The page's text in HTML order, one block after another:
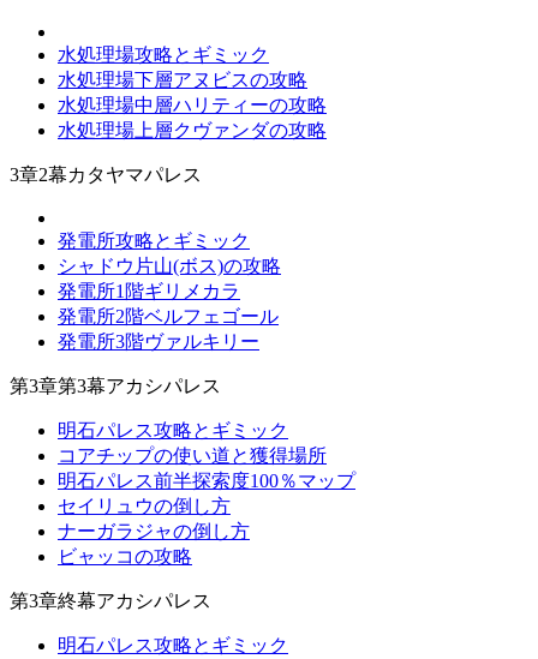
水処理場攻略とギミック
水処理場下層アヌビスの攻略
水処理場中層ハリティーの攻略
水処理場上層クヴァンダの攻略
3章2幕カタヤマパレス
発電所攻略とギミック
シャドウ片山(ボス)の攻略
発電所1階ギリメカラ
発電所2階ベルフェゴール
発電所3階ヴァルキリー
第3章第3幕アカシパレス
明石パレス攻略とギミック
コアチップの使い道と獲得場所
明石パレス前半探索度100％マップ
セイリュウの倒し方
ナーガラジャの倒し方
ビャッコの攻略
第3章終幕アカシパレス
明石パレス攻略とギミック